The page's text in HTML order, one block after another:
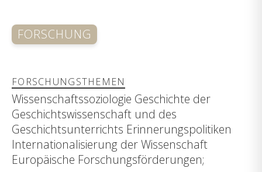
FORSCHUNG
FORSCHUNGSTHEMEN
Wissenschaftssoziologie Geschichte der
Geschichtswissenschaft und des
Geschichtsunterrichts Erinnerungspolitiken
Internationalisierung der Wissenschaft
Europäische Forschungsförderungen;